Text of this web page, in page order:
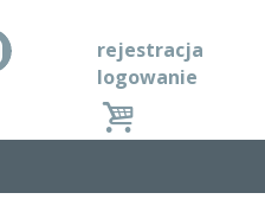
rejestracja
logowanie